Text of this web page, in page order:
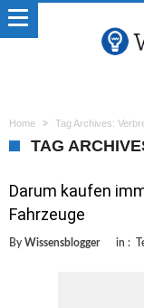
Home Tag Archives:
TAG
Darum kaufen
Fahrzeuge
By Wissensblogger in :